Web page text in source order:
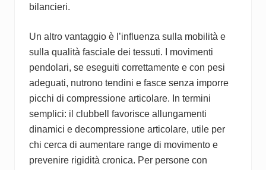
bilancieri.
Un altro vantaggio è l’influenza sulla mobilità e
sulla qualità fasciale dei tessuti. I movimenti
pendolari, se eseguiti correttamente e con pesi
adeguati, nutrono tendini e fasce senza imporre
picchi di compressione articolare. In termini
semplici: il clubbell favorisce allungamenti
dinamici e decompressione articolare, utile per
chi cerca di aumentare range di movimento e
prevenire rigidità cronica. Per persone con